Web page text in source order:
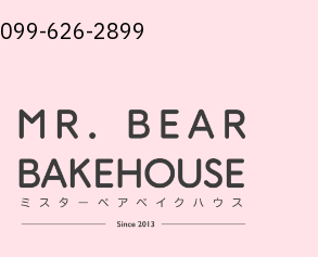
099-626-2899